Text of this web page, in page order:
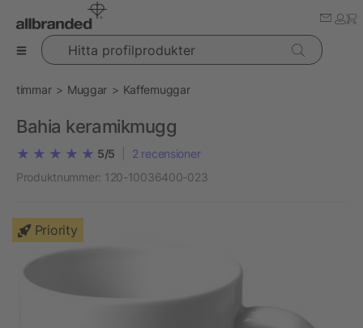
Hitta profilprodukter
timmar Muggar Kaffemuggar
Bahia keramikmugg
5/5 2 recensioner
Produktnummer: 120-10036400-023
Priority